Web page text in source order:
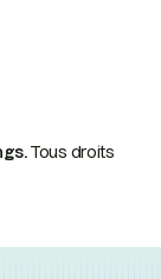
Tous droits